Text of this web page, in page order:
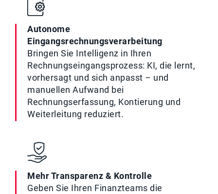
Autonome
Eingangsrechnungsverarbeitung
Bringen Sie Intelligenz in Ihren
Rechnungseingangsprozess: KI, die lernt,
vorhersagt und sich anpasst – und
manuellen Aufwand bei
Rechnungserfassung, Kontierung und
Weiterleitung reduziert.
Mehr Transparenz & Kontrolle
Geben Sie Ihren Finanzteams die